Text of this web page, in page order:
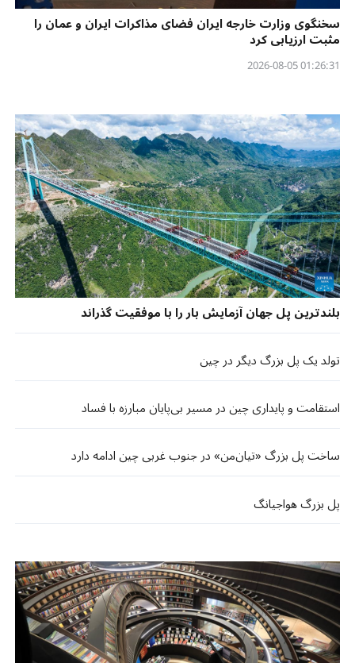
سخنگوی وزارت خارجه ایران فضای مذاکرات ایران و عمان را
مثبت ارزیابی کرد
01:26:31 2026-08-05
بلندترین پل جهان آزمایش بار را با موفقیت گذراند
تولد یک پل بزرگ دیگر در چین
استقامت و پایداری چین در مسیر بی‌پایان مبارزه با فساد
ساخت پل بزرگ «تیان‌من» در جنوب غربی چین ادامه دارد
پل بزرگ هواجیانگ